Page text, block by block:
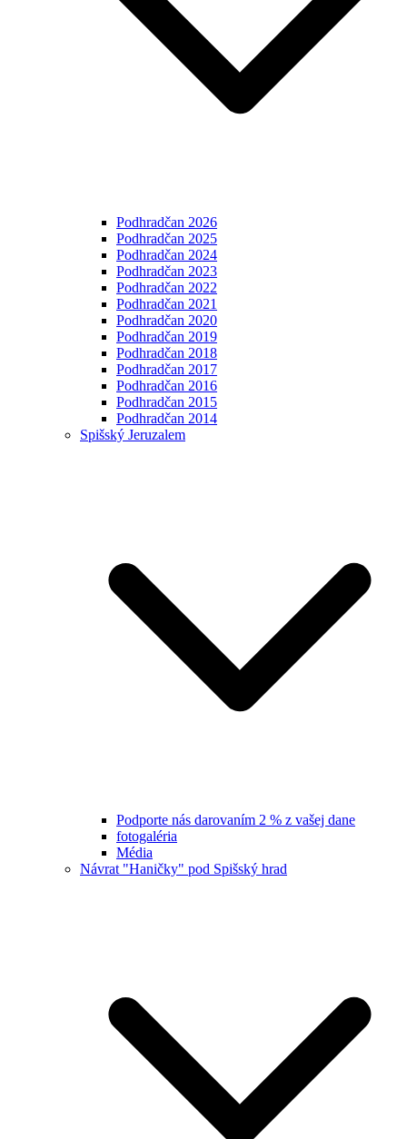
Podhradčan 2026
Podhradčan 2025
Podhradčan 2024
Podhradčan 2023
Podhradčan 2022
Podhradčan 2021
Podhradčan 2020
Podhradčan 2019
Podhradčan 2018
Podhradčan 2017
Podhradčan 2016
Podhradčan 2015
Podhradčan 2014
Spišský Jeruzalem
Podporte nás darovaním 2 % z vašej dane
fotogaléria
Média
Návrat "Haničky" pod Spišský hrad